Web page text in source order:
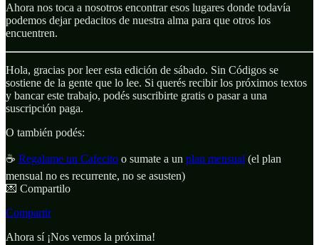
Ahora nos toca a nosotros encontrar esos lugares donde todavía
podemos dejar pedacitos de nuestra alma para que otros los
encuentren.
Hola, gracias por leer esta edición de sábado. Sin Códigos se
sostiene de la gente que lo lee. Si querés recibir los próximos textos
y bancar este trabajo, podés suscribirte gratis o pasar a una
suscripción paga.
O también podés:
☕ Regalame un Cafecito o sumate a un plan mensual (el plan
mensual no es recurrente, no se asusten)
💌 Compartilo
Compartir
Ahora sí ¡Nos vemos la próxima!